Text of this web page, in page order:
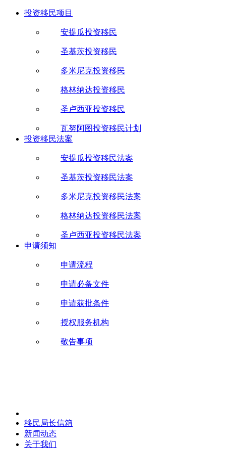
投资移民项目
安提瓜投资移民
圣基茨投资移民
多米尼克投资移民
格林纳达投资移民
圣卢西亚投资移民
瓦努阿图投资移民计划
投资移民法案
安提瓜投资移民法案
圣基茨投资移民法案
多米尼克投资移民法案
格林纳达投资移民法案
圣卢西亚投资移民法案
申请须知
申请流程
申请必备文件
申请获批条件
授权服务机构
敬告事项
移民局长信箱
新闻动态
关于我们